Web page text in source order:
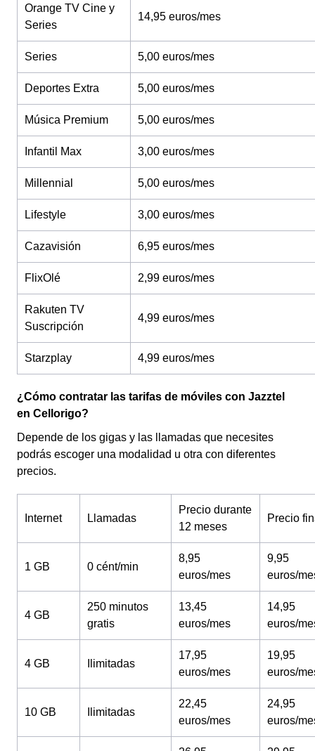
Orange TV Cine y
Series
14,95 euros/mes
Series 5,00 euros/mes
Deportes Extra 5,00 euros/mes
Música Premium 5,00 euros/mes
Infantil Max 3,00 euros/mes
Millennial 5,00 euros/mes
Lifestyle 3,00 euros/mes
Cazavisión 6,95 euros/mes
FlixOlé 2,99 euros/mes
Rakuten TV
Suscripción
4,99 euros/mes
Starzplay 4,99 euros/mes
¿Cómo contratar las tarifas de móviles con Jazztel
en Cellorigo?
Depende de los gigas y las llamadas que necesites
podrás escoger una modalidad u otra con diferentes
precios.
Internet Llamadas
Precio durante
12 meses
Precio
1 GB 0 cént/min
8,95
euros/mes
9,95
euros/
4 GB
250 minutos
gratis
13,45
euros/mes
14,95
euros/
4 GB Ilimitadas
17,95
euros/mes
19,95
euros/
10 GB Ilimitadas
22,45
euros/mes
24,95
euros/